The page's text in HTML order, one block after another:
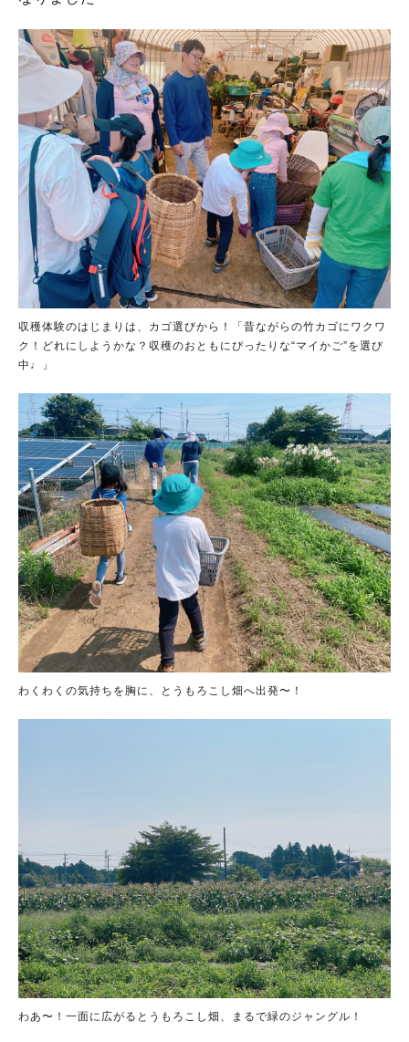
収穫体験のはじまりは、カゴ選びから！「昔ながらの竹カゴにワクワ
ク！どれにしようかな？収穫のおともにぴったりな“マイかご”を選び
中♩」
わくわくの気持ちを胸に、とうもろこし畑へ出発〜！
わあ〜！一面に広がるとうもろこし畑、まるで緑のジャングル！